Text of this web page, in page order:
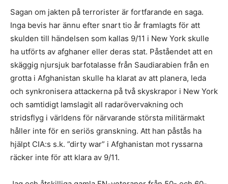
Sagan om jakten på terrorister är fortfarande en saga.
Inga bevis har ännu efter snart tio år framlagts för att
skulden till händelsen som kallas 9/11 i New York skulle
ha utförts av afghaner eller deras stat. Påståendet att en
skäggig njursjuk barfotalasse från Saudiarabien från en
grotta i Afghanistan skulle ha klarat av att planera, leda
och synkronisera attackerna på två skyskrapor i New York
och samtidigt lamslagit all radarövervakning och
stridsflyg i världens för närvarande största militärmakt
håller inte för en seriös granskning. Att han påstås ha
hjälpt CIA:s s.k. ”dirty war” i Afghanistan mot ryssarna
räcker inte för att klara av 9/11.